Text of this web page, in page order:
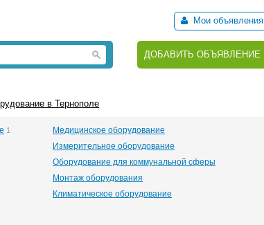
Мои объявления
ДОБАВИТЬ ОБЪЯВЛЕНИЕ
в Тернополе
1
Медицинское оборудование
Измерительное оборудование
Оборудование для коммунальной сферы
Монтаж оборудования
Климатическое оборудование